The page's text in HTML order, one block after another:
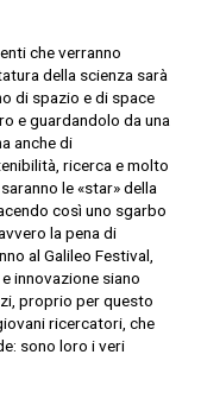
che verranno
della scienza sarà
di spazio e di space
e guardandolo da una
anche di
ricerca e molto
le «star» della
così uno sgarbo
la pena di
al Galileo Festival,
innovazione siano
proprio per questo
ricercatori, che
sono loro i veri